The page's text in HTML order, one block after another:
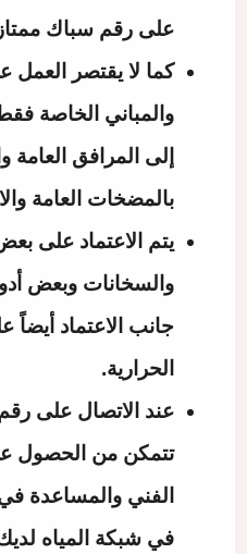
على رقم سباك ممتاز
كما لا يقتصر العمل
والمباني الخاصة
إلى المرافق العامة
بالمضخات العامة
يتم الاعتماد على
والسخانات وبعض
جانب الاعتماد
الحرارية.
عند الاتصال على
تتمكن من الحصول
الفني والمساعدة
في شبكة المياه